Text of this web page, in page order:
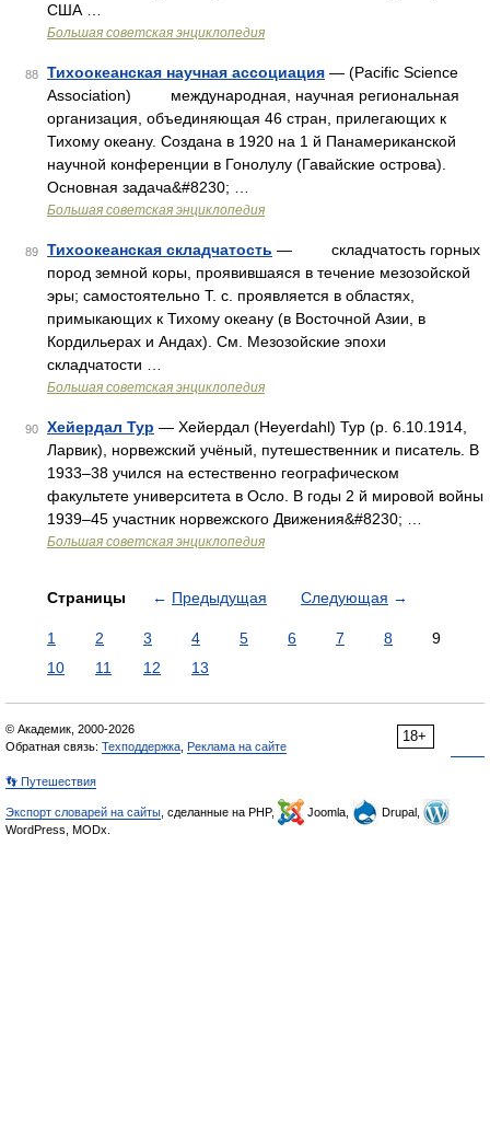
США …
Большая советская энциклопедия
88 Тихоокеанская научная ассоциация — (Pacific Science
Association) международная, научная региональная
организация, объединяющая 46 стран, прилегающих к
Тихому океану. Создана в 1920 на 1 й Панамериканской
научной конференции в Гонолулу (Гавайские острова).
Основная задача&#8230; …
Большая советская энциклопедия
89 Тихоокеанская складчатость — складчатость горных
пород земной коры, проявившаяся в течение мезозойской
эры; самостоятельно Т. с. проявляется в областях,
примыкающих к Тихому океану (в Восточной Азии, в
Кордильерах и Андах). См. Мезозойские эпохи
складчатости …
Большая советская энциклопедия
90 Хейердал Тур — Хейердал (Heyerdahl) Тур (р. 6.10.1914,
Ларвик), норвежский учёный, путешественник и писатель. В
1933‒38 учился на естественно географическом
факультете университета в Осло. В годы 2 й мировой войны
1939‒45 участник норвежского Движения&#8230; …
Большая советская энциклопедия
Страницы ← Предыдущая Следующая →
1 2 3 4 5 6 7 8
9
10
11 12 13
18+
© Академик, 2000-2026
Обратная связь: Техподдержка Реклама на сайте
👣 Путешествия
Экспорт словарей на сайты , сделанные на PHP, Joomla,
Drupal,
WordPress, MODx.